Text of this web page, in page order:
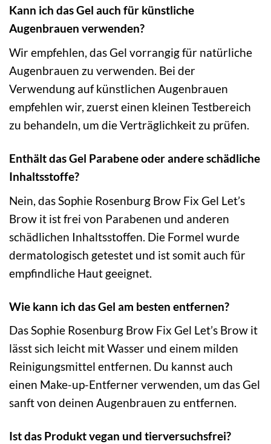
Kann ich das Gel auch für künstliche
Augenbrauen verwenden?
Wir empfehlen, das Gel vorrangig für natürliche
Augenbrauen zu verwenden. Bei der
Verwendung auf künstlichen Augenbrauen
empfehlen wir, zuerst einen kleinen Testbereich
zu behandeln, um die Verträglichkeit zu prüfen.
Enthält das Gel Parabene oder andere schädliche
Inhaltsstoffe?
Nein, das Sophie Rosenburg Brow Fix Gel Let’s
Brow it ist frei von Parabenen und anderen
schädlichen Inhaltsstoffen. Die Formel wurde
dermatologisch getestet und ist somit auch für
empfindliche Haut geeignet.
Wie kann ich das Gel am besten entfernen?
Das Sophie Rosenburg Brow Fix Gel Let’s Brow it
lässt sich leicht mit Wasser und einem milden
Reinigungsmittel entfernen. Du kannst auch
einen Make-up-Entferner verwenden, um das Gel
sanft von deinen Augenbrauen zu entfernen.
Ist das Produkt vegan und tierversuchsfrei?